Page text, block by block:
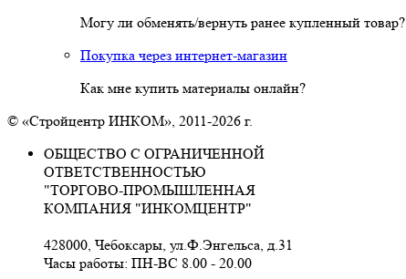
Могу ли обменять/вернуть ранее купленный товар?
Покупка через интернет-магазин
Как мне купить материалы онлайн?
© «Стройцентр ИНКОМ», 2011-2026 г.
ОБЩЕСТВО С ОГРАНИЧЕННОЙ
ОТВЕТСТВЕННОСТЬЮ
"ТОРГОВО-ПРОМЫШЛЕННАЯ
КОМПАНИЯ "ИНКОМЦЕНТР"
428000, Чебоксары, ул.Ф.Энгельса, д.31
Часы работы: ПН-ВС 8.00 - 20.00